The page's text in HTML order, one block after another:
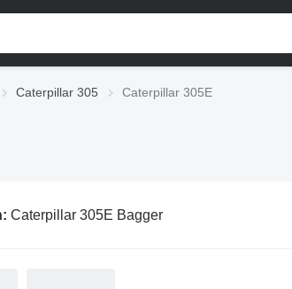
Caterpillar 305 Caterpillar 305E
Caterpillar 305E Bagger